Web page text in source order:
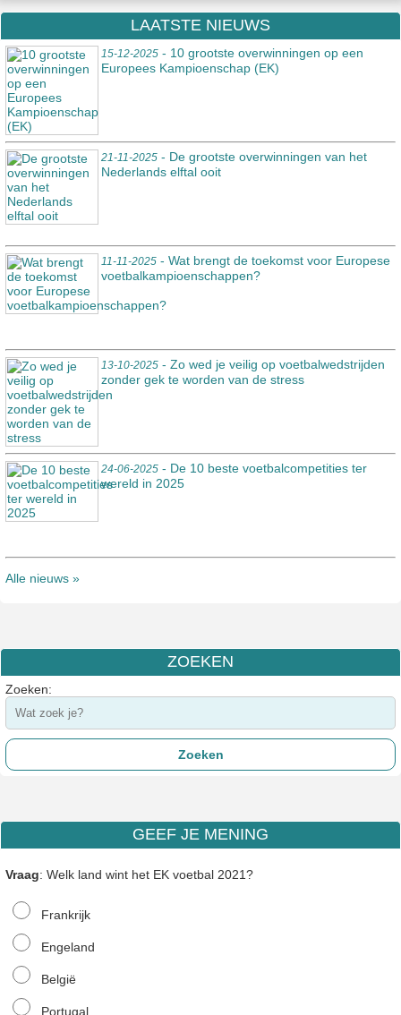
LAATSTE NIEUWS
15-12-2025 - 10 grootste overwinningen op een
Europees Kampioenschap (EK)
21-11-2025 - De grootste overwinningen van het
Nederlands elftal ooit
11-11-2025 - Wat brengt de toekomst voor Europese
voetbalkampioenschappen?
13-10-2025 - Zo wed je veilig op voetbalwedstrijden
zonder gek te worden van de stress
24-06-2025 - De 10 beste voetbalcompetities ter
wereld in 2025
Alle nieuws »
ZOEKEN
Zoeken:
GEEF JE MENING
Vraag: Welk land wint het EK voetbal 2021?
Frankrijk
Engeland
België
Portugal